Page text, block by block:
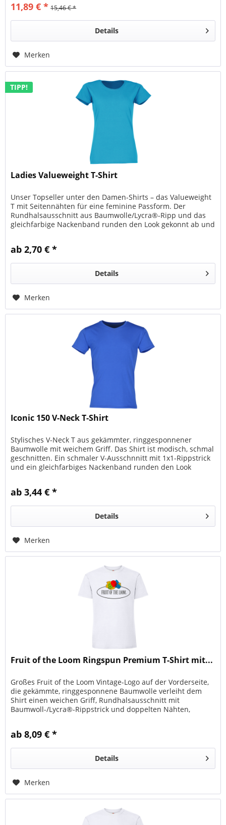
11,89 € * 15,46 € *
Details
Merken
TIPP!
Ladies Valueweight T-Shirt
Unser Topseller unter den Damen-Shirts – das Valueweight
T mit Seitennähten für eine feminine Passform. Der
Rundhalsausschnitt aus Baumwolle/Lycra®-Ripp und das
gleichfarbige Nackenband runden den Look gekonnt ab und
ab 2,70 € *
Details
Merken
Iconic 150 V-Neck T-Shirt
Stylisches V-Neck T aus gekämmter, ringgesponnener
Baumwolle mit weichem Griff. Das Shirt ist modisch, schmal
geschnitten. Ein schmaler V-Ausschnnitt mit 1x1-Rippstrick
und ein gleichfarbiges Nackenband runden den Look
ab 3,44 € *
Details
Merken
Fruit of the Loom Ringspun Premium T-Shirt mit...
Großes Fruit of the Loom Vintage-Logo auf der Vorderseite,
die gekämmte, ringgesponnene Baumwolle verleiht dem
Shirt einen weichen Griff, Rundhalsausschnitt mit
Baumwoll-/Lycra®-Rippstrick und doppelten Nähten,
ab 8,09 € *
Details
Merken